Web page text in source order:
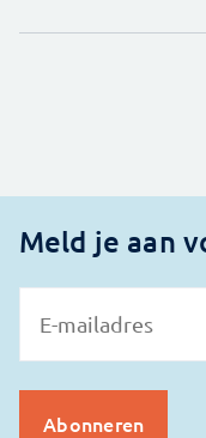
Meld je aan